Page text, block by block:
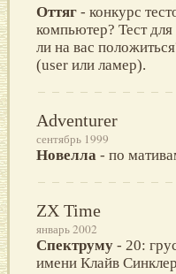
Оттяг - конкурс
компьютер? Тест
ли на вас
(user или ламер).
Adventurer
сентябрь 1999
Новелла - по
ZX Time
январь 2002
Спектруму - 20:
имени Клайв